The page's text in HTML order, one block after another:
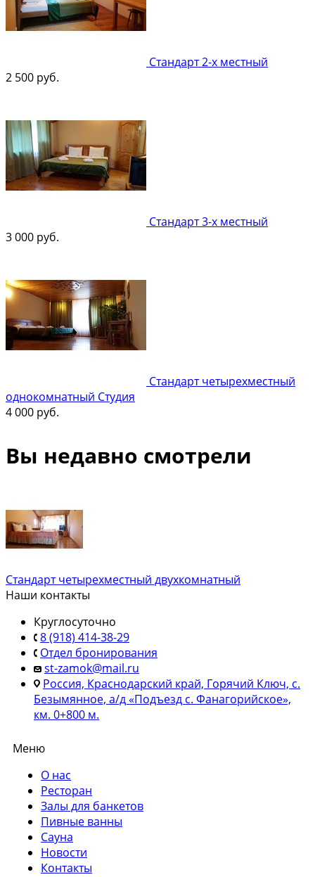
Стандарт 2-х местный
2 500 руб.
Стандарт 3-х местный
3 000 руб.
Стандарт четырехместный
однокомнатный Студия
4 000 руб.
Вы недавно смотрели
Стандарт четырехместный двухкомнатный
Наши контакты
Круглосуточно
8 (918) 414-38-29
Отдел бронирования
st-zamok@mail.ru
Россия, Краснодарский край, Горячий Ключ, с.
Безымянное, а/д «Подъезд с. Фанагорийское»,
км. 0+800 м.
Меню
О нас
Ресторан
Залы для банкетов
Пивные ванны
Сауна
Новости
Контакты